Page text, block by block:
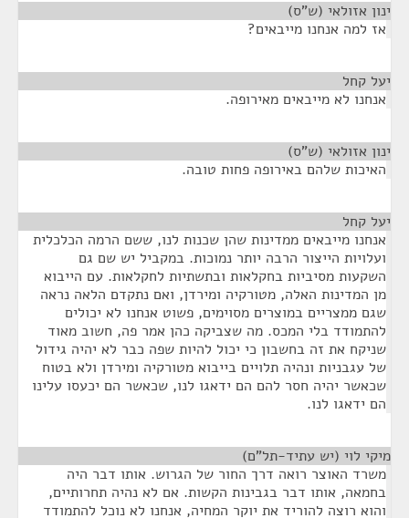
ינון אזולאי (ש"ס)
אז למה אנחנו מייבאים?
יעל קחל
אנחנו לא מייבאים מאירופה.
ינון אזולאי (ש"ס)
האיכות שלהם באירופה פחות טובה.
יעל קחל
אנחנו מייבאים ממדינות שהן שכנות לנו, ששם הרמה הכלכלית
ועלויות הייצור הרבה יותר נמוכות. במקביל יש שם גם
השקעות מסיביות בחקלאות ובתשתיות לחקלאות. עם הייבוא
מן המדינות האלה, מטורקיה ומירדן, ואם נתקדם הלאה נראה
שגם ממצריים במוצרים מסוימים, פשוט אנחנו לא יכולים
להתמודד בלי המכס. מה שצביקה כהן אמר פה, חשוב מאוד
שניקח את זה בחשבון כי יכול להיות שפה כבר לא יהיה גידול
של עגבניות ונהיה תלויים בייבוא מטורקיה ומירדן ולא בטוח
שכאשר יהיה חסר להם הם ידאגו לנו, שכאשר הם יכעסו עלינו
הם ידאגו לנו.
מיקי לוי (יש עתיד-תל"ם)
משרד האוצר רואה דרך החור של הגרוש. אותו דבר היה
בחמאה, אותו דבר בגבינות הקשות. אם לא נהיה תחרותיים,
והוא רוצה להוריד את יוקר המחיה, אנחנו לא נוכל להתמודד